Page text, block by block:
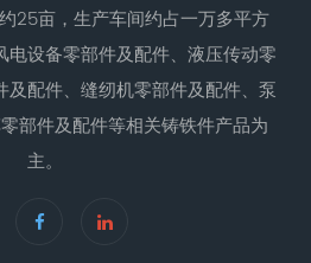
25亩，生产车间约占一万多平方
设备零部件及配件、液压传动零
配件、缝纫机零部件及配件、泵
部件及配件等相关铸铁件产品为
主。